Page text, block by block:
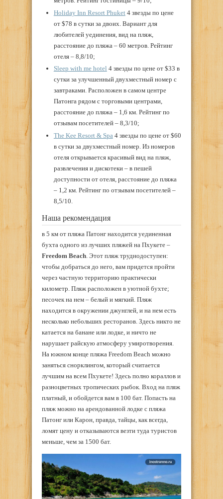
Holiday Inn Resort Phuket4 звезды по цене
от $78 в сутки за двоих. Вариант для
любителей уединения, вид на пляж,
расстояние до пляжа – 60 метров. Рейтинг
отеля – 8,8/10;
Sleep with me hotel 4 звезды по цене от $33 в
сутки за улучшенный двухместный номер с
завтраками. Расположен в самом центре
Патонга рядом с торговыми центрами,
расстояние до пляжа – 1,6 км. Рейтинг по
отзывам посетителей – 8,3/10;
The Kee Resort & Spa4 звезды по цене от $60
в сутки за двухместный номер. Из номеров
отеля открывается красивый вид на пляж,
развлечения и дискотеки – в пешей
доступности от отеля, расстояние до пляжа
– 1,2 км. Рейтинг по отзывам посетителей –
8,5/10.
Наша рекомендация
в 5 км от пляжа Патонг находится уединенная
бухта одного из лучших пляжей на Пхукете –
Freedom Beach . Этот пляж труднодоступен:
чтобы добраться до него, вам придется пройти
через частную территорию практически
километр. Пляж расположен в уютной бухте;
песочек на нем – белый и мягкий. Пляж
находится в окружении джунглей, и на нем есть
несколько небольших ресторанов. Здесь никто не
катается на банане или лодке, и ничто не
нарушает райскую атмосферу умиротворения.
На южном конце пляжа Freedom Beach можно
заняться снорклингом, который считается
лучшим на всем Пхукете! Здесь полно кораллов и
разноцветных тропических рыбок. Вход на пляж
платный, и обойдется вам в 100 бат. Попасть на
пляж можно на арендованной лодке с пляжа
Патонг или Карон, правда, тайцы, как всегда,
ломят цену и отказываются везти туда туристов
меньше, чем за 1500 бат.